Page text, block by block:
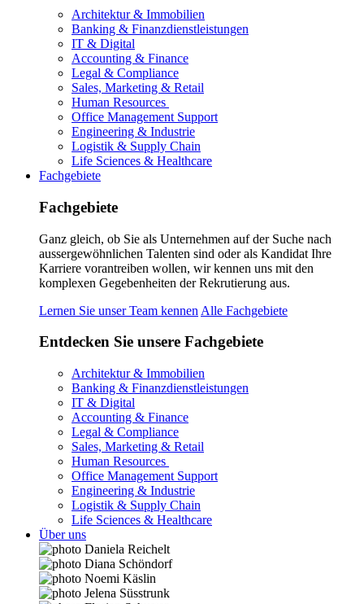
Architektur & Immobilien
Banking & Finanzdienstleistungen
IT & Digital
Accounting & Finance
Legal & Compliance
Sales, Marketing & Retail
Human Resources
Office Management Support
Engineering & Industrie
Logistik & Supply Chain
Life Sciences & Healthcare
Fachgebiete
Fachgebiete
Ganz gleich, ob Sie als Unternehmen auf der Suche nach
aussergewöhnlichen Talenten sind oder als Kandidat Ihre
Karriere vorantreiben wollen, wir kennen uns mit den
komplexen Gegebenheiten der Rekrutierung aus.
Lernen Sie unser Team kennen Alle Fachgebiete
Entdecken Sie unsere Fachgebiete
Architektur & Immobilien
Banking & Finanzdienstleistungen
IT & Digital
Accounting & Finance
Legal & Compliance
Sales, Marketing & Retail
Human Resources
Office Management Support
Engineering & Industrie
Logistik & Supply Chain
Life Sciences & Healthcare
Über uns